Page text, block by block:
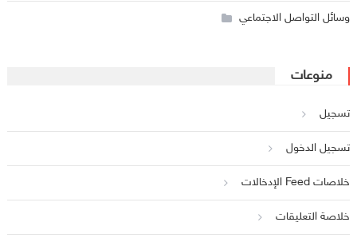
وسائل التواصل الاجتماعي
منوعات
تسجيل
تسجيل الدخول
خلاصات Feed الإدخالات
خلاصة التعليقات